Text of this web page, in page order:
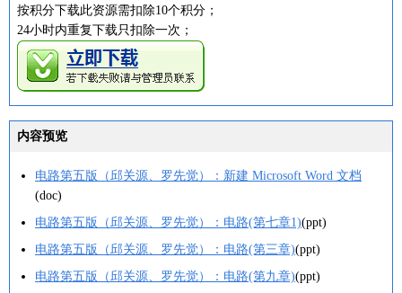
按积分下载此资源需扣除10个积分；
24小时内重复下载只扣除一次；
内容预览
电路第五版（邱关源、罗先觉）：新建 Microsoft Word 文档
(doc)
电路第五版（邱关源、罗先觉）：电路(第七章1)(ppt)
电路第五版（邱关源、罗先觉）：电路(第三章)(ppt)
电路第五版（邱关源、罗先觉）：电路(第九章)(ppt)